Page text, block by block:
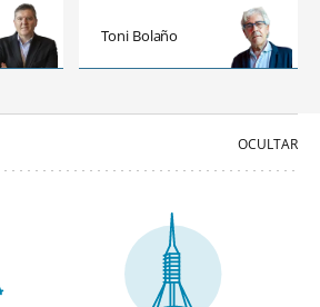
Toni Bolaño